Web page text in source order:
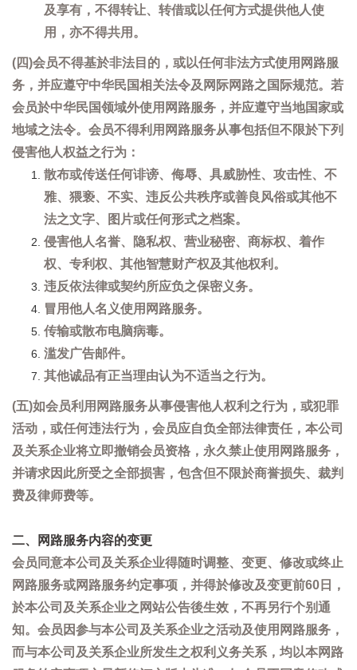
及享有，不得转让、转借或以任何方式提供他人使
用，亦不得共用。
(四)会员不得基於非法目的，或以任何非法方式使用网路服
务，并应遵守中华民国相关法令及网际网路之国际规范。若
会员於中华民国领域外使用网路服务，并应遵守当地国家或
地域之法令。会员不得利用网路服务从事包括但不限於下列
侵害他人权益之行为：
散布或传送任何诽谤、侮辱、具威胁性、攻击性、不
雅、猥亵、不实、违反公共秩序或善良风俗或其他不
法之文字、图片或任何形式之档案。
侵害他人名誉、隐私权、营业秘密、商标权、着作
权、专利权、其他智慧财产权及其他权利。
违反依法律或契约所应负之保密义务。
冒用他人名义使用网路服务。
传输或散布电脑病毒。
滥发广告邮件。
其他诚品有正当理由认为不适当之行为。
(五)如会员利用网路服务从事侵害他人权利之行为，或犯罪
活动，或任何违法行为，会员应自负全部法律责任，本公司
及关系企业将立即撤销会员资格，永久禁止使用网路服务，
并请求因此所受之全部损害，包含但不限於商誉损失、裁判
费及律师费等。
二、网路服务内容的变更
会员同意本公司及关系企业得随时调整、变更、修改或终止
网路服务或网路服务约定事项，并得於修改及变更前60日，
於本公司及关系企业之网站公告後生效，不再另行个别通
知。会员因参与本公司及关系企业之活动及使用网路服务，
而与本公司及关系企业所发生之权利义务关系，均以本网路